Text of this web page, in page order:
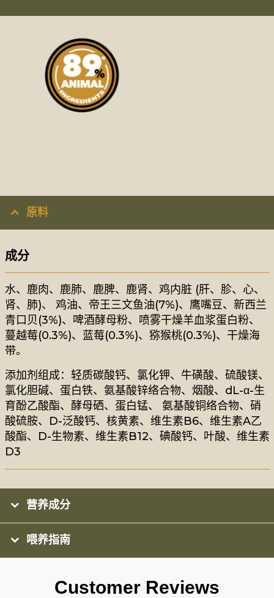
原料
成分
水、鹿肉、鹿肺、鹿脾、鹿肾、鸡内脏 (肝、胗、心、
肾、肺)、 鸡油、帝王三文鱼油(7%)、鹰嘴豆、新西兰
青口贝(3%)、啤酒酵母粉、喷雾干燥羊血浆蛋白粉、
蔓越莓(0.3%)、蓝莓(0.3%)、猕猴桃(0.3%)、干燥海
带。
添加剂组成：轻质碳酸钙、氯化钾、牛磺酸、硫酸镁、
氯化胆碱、蛋白铁、氨基酸锌络合物、烟酸、dL-α-生
育酚乙酸酯、酵母硒、蛋白锰、 氨基酸铜络合物、硝
酸硫胺、D-泛酸钙、核黄素、维生素B6、维生素A乙
酸酯、D-生物素、维生素B12、碘酸钙、叶酸、维生素
D3
营养成分
喂养指南
Customer Reviews